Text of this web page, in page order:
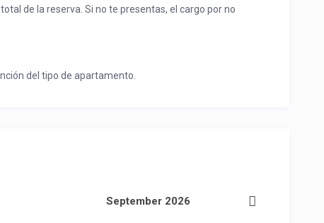
de la reserva. Si no te presentas, el cargo por no
del tipo de apartamento.
September 2026